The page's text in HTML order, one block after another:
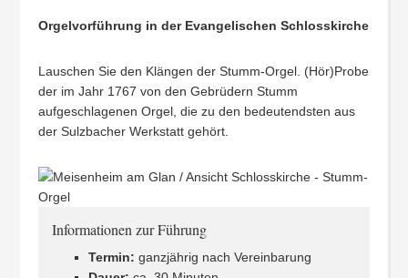
Orgelvorführung in der Evangelischen Schlosskirche
Lauschen Sie den Klängen der Stumm-Orgel. (Hör)Probe
der im Jahr 1767 von den Gebrüdern Stumm
aufgeschlagenen Orgel, die zu den bedeutendsten aus
der Sulzbacher Werkstatt gehört.
Informationen zur Führung
Termin: ganzjährig nach Vereinbarung